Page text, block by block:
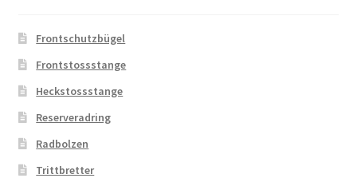
Frontschutzbügel
Frontstossstange
Heckstossstange
Reserveradring
Radbolzen
Trittbretter